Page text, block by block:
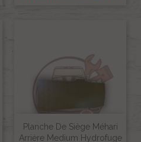
Planche De Siège Méhari
Arrière Medium Hydrofuge